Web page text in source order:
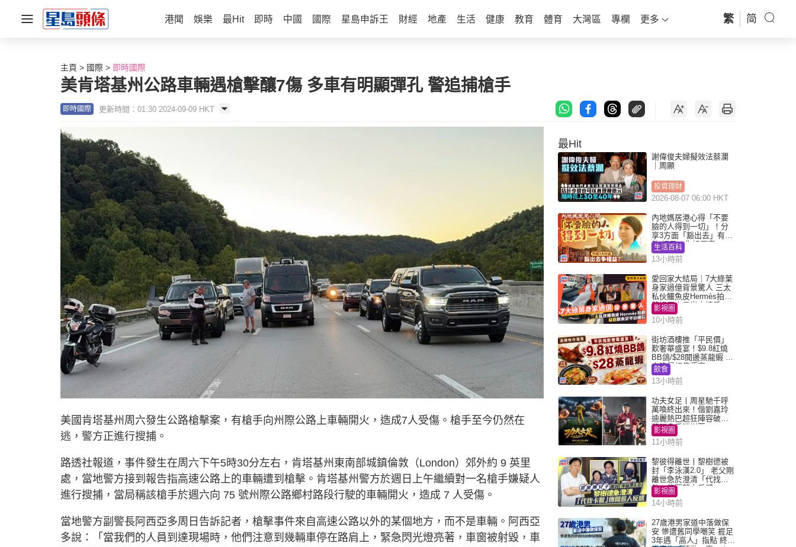
港聞 娛樂 最Hit 即時 中國 國際 星島申訴王 財經 地產 生活 健康 教育 體育 大灣區 專欄 更多 繁 简
主頁 國際 即時國際
美肯塔基州公路車輛遇槍擊釀7傷 多車有明顯彈孔 警追捕槍手
即時國際 更新時間：01:30 2024-09-09 HKT
美國肯塔基州周六發生公路槍擊案，有槍手向州際公路上車輛開火，造成7人受傷。槍手至今仍然在
逃，警方正進行搜捕。
路透社報道，事件發生在周六下午5時30分左右，肯塔基州東南部城鎮倫敦（London）郊外約 9 英里
處，當地警方接到報告指高速公路上的車輛遭到槍擊。肯塔基州警方於週日上午繼續對一名槍手嫌疑人
進行搜捕，當局稱該槍手於週六向 75 號州際公路鄉村路段行駛的車輛開火，造成 7 人受傷。
當地警方副警長阿西亞多周日告訴記者，槍擊事件來自高速公路以外的某個地方，而不是車輛。阿西亞
多說：「當我們的人員到達現場時，他們注意到幾輛車停在路肩上，緊急閃光燈亮著，車窗被射毀，車
最Hit
謝偉俊夫婦擬效法蔡瀾
｜周顯
投資理財
2026-08-07 06:00 HKT
內地媽居港心得「不要
臉的人得到一切」！分
享3方面「豁出去」有著
數 網民：你好厲害
生活百科
13小時前
愛回家大結局｜7大綠葉
身家過億背景驚人 三太
私伙鱷魚皮Hermès拍劇
蘇姐原來是半山樓后
影視圈
10小時前
街坊酒樓推「平民價」
歎奢華盛宴！$9.8紅燒
BB鴿/$28開邊蒸龍蝦 3
大晚餐超值優惠
飲食
13小時前
功夫女足丨周星馳千呼
萬喚終出來！偕劉嘉玲
迪麗熱巴超狂陣容破天
荒現身香港謝票
影視圈
11小時前
黎彼得離世丨黎樹德被
封「李泳漢2.0」 老父剛
離世急於澄清「代找卡
數」傳聞惹人反感
影視圈
14小時前
27歲港男家道中落做保
安 慘遭舊同學嘲笑 捱足
3年遇「高人」指點 終辭